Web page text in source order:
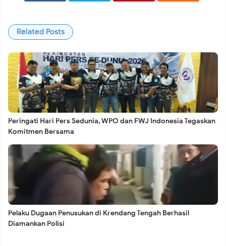
Babinsa Koramil 02/Tambora Perkuat Siskamling di
Krendang, Tingkatkan Kewaspadaan Demi Keamanan
Warga
Kelurahan Kelapa Dua Lakukan Pendataan Kerusakan
Gedung SDN 01, Ditemukan Sejumlah Titik Bangunan
Mengalami Kerusakan
Related Posts
Peringati Hari Pers Sedunia, WPO dan FWJ Indonesia Tegaskan
Komitmen Bersama
Pelaku Dugaan Penusukan di Krendang Tengah Berhasil
Diamankan Polisi